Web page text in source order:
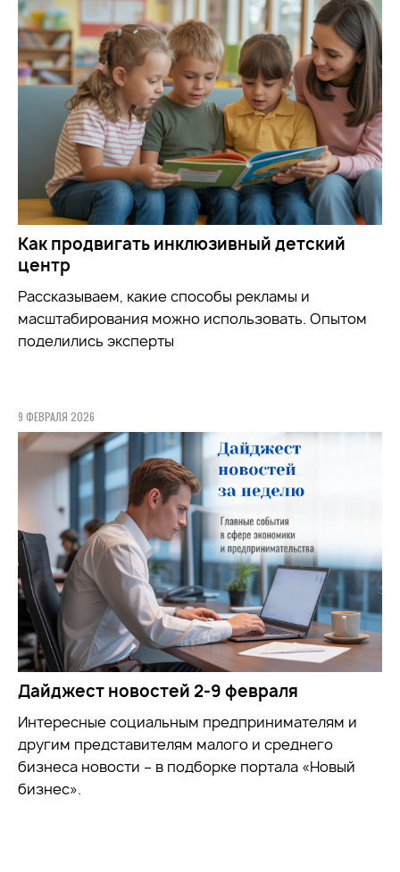
Как продвигать инклюзивный детский
центр
Рассказываем, какие способы рекламы и
масштабирования можно использовать. Опытом
поделились эксперты
9 ФЕВРАЛЯ 2026
Дайджест новостей 2-9 февраля
Интересные социальным предпринимателям и
другим представителям малого и среднего
бизнеса новости – в подборке портала «Новый
бизнес».